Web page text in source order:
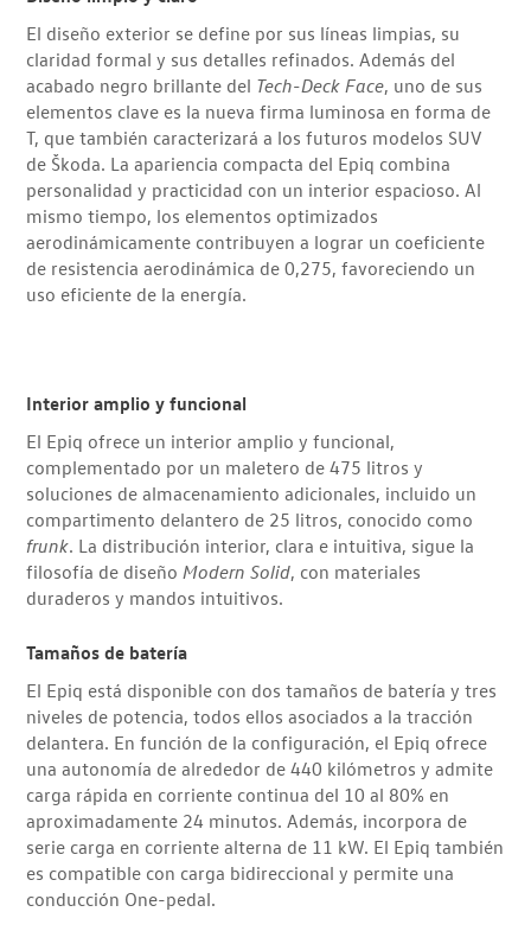
El diseño exterior se define por sus líneas limpias, su
claridad formal y sus detalles refinados. Además del
acabado negro brillante del Tech-Deck Face, uno de sus
elementos clave es la nueva firma luminosa en forma de
T, que también caracterizará a los futuros modelos SUV
de Škoda. La apariencia compacta del Epiq combina
personalidad y practicidad con un interior espacioso. Al
mismo tiempo, los elementos optimizados
aerodinámicamente contribuyen a lograr un coeficiente
de resistencia aerodinámica de 0,275, favoreciendo un
uso eficiente de la energía.
Interior amplio y funcional
El Epiq ofrece un interior amplio y funcional,
complementado por un maletero de 475 litros y
soluciones de almacenamiento adicionales, incluido un
compartimento delantero de 25 litros, conocido como
frunk. La distribución interior, clara e intuitiva, sigue la
filosofía de diseño Modern Solid, con materiales
duraderos y mandos intuitivos.
Tamaños de batería
El Epiq está disponible con dos tamaños de batería y tres
niveles de potencia, todos ellos asociados a la tracción
delantera. En función de la configuración, el Epiq ofrece
una autonomía de alrededor de 440 kilómetros y admite
carga rápida en corriente continua del 10 al 80% en
aproximadamente 24 minutos. Además, incorpora de
serie carga en corriente alterna de 11 kW. El Epiq también
es compatible con carga bidireccional y permite una
conducción One-pedal.